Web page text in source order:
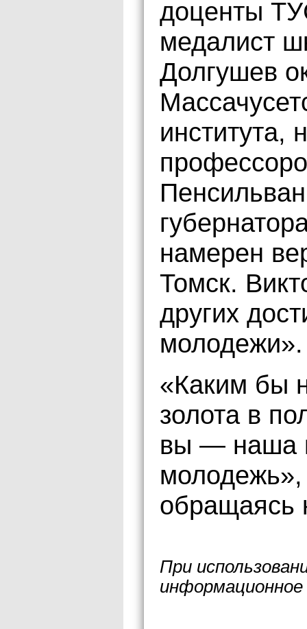
доценты
медалист
Долгушев
института,
намерен
Томск.
других
молодежи».
«Каким бы
золота в
вы — наша
обращаясь
При